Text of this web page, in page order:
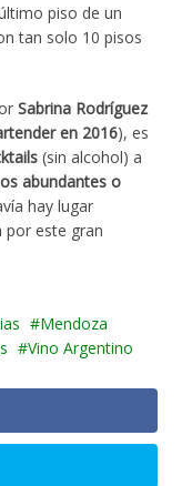
piso de un
tan solo 10 pisos
Sabrina Rodríguez
en 2016), es
(sin alcohol) a
abundantes o
hay lugar
por este gran
Mendoza
Vino Argentino